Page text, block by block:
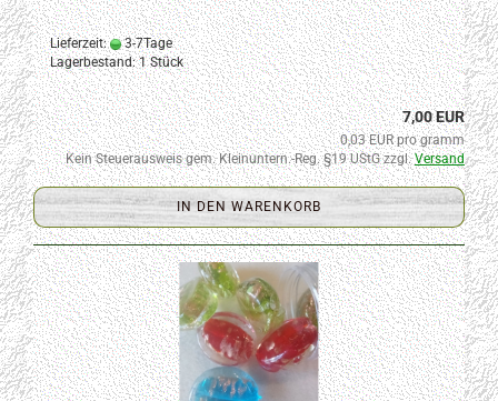
Lieferzeit:
3-7Tage
Lagerbestand: 1 Stück
7,00 EUR
0,03 EUR pro gramm
Kein Steuerausweis gem. Kleinuntern.-Reg. §19 UStG zzgl.Versand
IN DEN WARENKORB